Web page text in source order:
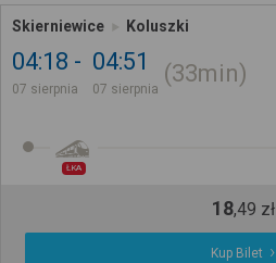
Skierniewice Koluszki
04:18
07 sierpnia
04:51
07 sierpnia
33min
ŁKA
18,49 zł
Kup Bilet